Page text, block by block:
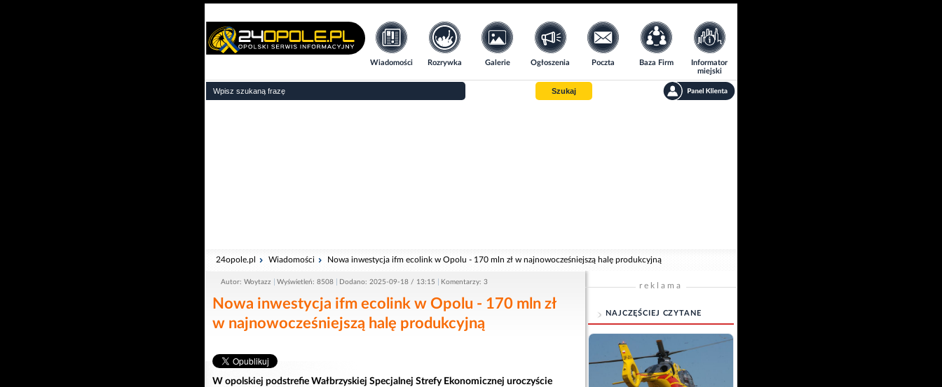
Wiadomości Rozrywka Galerie Ogłoszenia Poczta Baza Firm
Informator
miejski
Szukaj
24opole.pl Wiadomości Nowa inwestycja ifm ecolink w Opolu - 170 mln zł w najnowocześniejszą halę produkcyjną
Autor: Woytazz Wyświetleń: 8508 Dodano: 2025-09-18 / 13:15 Komentarzy: 3
Nowa inwestycja ifm ecolink w Opolu - 170 mln zł
w najnowocześniejszą halę produkcyjną
W opolskiej podstrefie Wałbrzyskiej Specjalnej Strefy Ekonomicznej uroczyście
reklama
NAJCZĘŚCIEJ CZYTANE